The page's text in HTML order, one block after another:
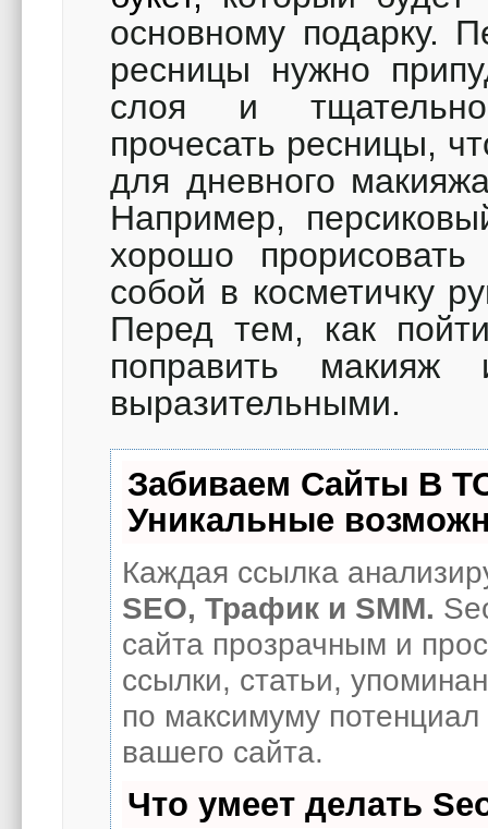
основному подарку.
ресницы нужно
слоя и
прочесать ресницы,
для дневного
Например,
хорошо
собой в косметичку
Перед тем, как
поправить
выразительными.
Забиваем Сайты В
Уникальные
Каждая ссылка
SEO, Трафик и SMM.
сайта прозрачным и
ссылки, статьи,
по максимуму
вашего сайта.
Что умеет делать